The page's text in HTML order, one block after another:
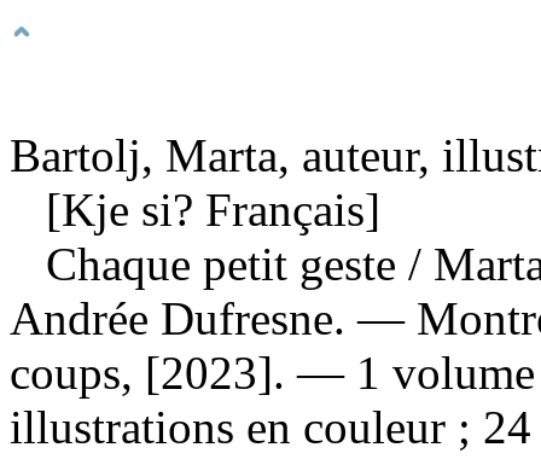
Bartolj, Marta, auteur,
[Kje si? Français]
Chaque petit geste /
Andrée Dufresne. —
coups, [2023]. — 1
illustrations en couleur ;